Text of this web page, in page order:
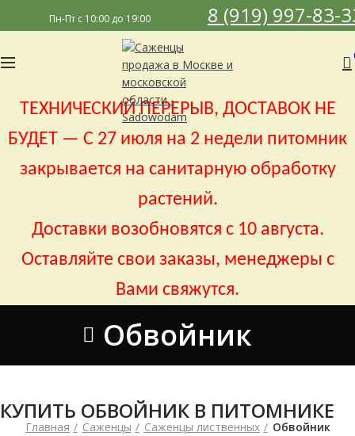
Пн-Пт с 10:00 до 19:00 8 (919) 997-83-
ТЕХНИЧЕСКИЙ ПЕРЕРЫВ, ДОСТАВОК НЕ
БУДЕТ — С 27 июля на 2 недели питомник
закрывается на санитарную обработку
растений.
Доставки возобновятся с 10 августа.
Оставляйте свои заказы, менеджеры с
Вами свяжутся.
Обвойник
КУПИТЬ ОБВОЙНИК В ПИТОМНИКЕ
Главная Саженцы Саженцы лиственных Обвойник